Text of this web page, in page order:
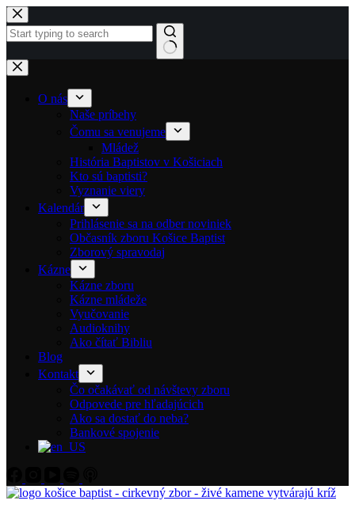
Skip to content
No results
O nás
Naše príbehy
Čomu sa venujeme
Mládež
História Baptistov v Košiciach
Kto sú baptisti?
Vyznanie viery
Kalendár
Prihlásenie sa na odber noviniek
Občasník zboru Košice Baptist
Zborový spravodaj
Kázne
Kázne zboru
Kázne mládeže
Vyučovanie
Audioknihy
Ako čítať Bibliu
Blog
Kontakt
Čo očakávať od návštevy zboru
Odpovede pre hľadajúcich
Ako sa dostať do neba?
Bankové spojenie